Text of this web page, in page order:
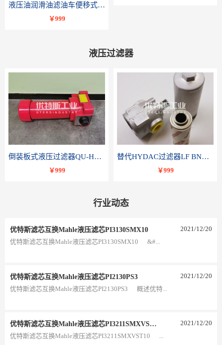
液压油润滑油滤油车便移式滤油机LYC-B系列-优特斯工业科技
￥999
液压过滤器
倒装板式液压过滤器QU-H250x10BDP
￥999
替代HYDAC过滤器LF BNHC 110 I C20B 1.0-A2-B3
￥999
行业动态
优特斯滤芯互换Mahle液压滤芯PI3130SMX10 2021 /12/20
优特斯滤芯互换Mahle液压滤芯PI3130SMX10 &#...
优特斯滤芯互换Mahle液压滤芯PI2130PS3 2021 /12/20
优特斯滤芯互换Mahle液压滤芯PI2130PS3 概述优特...
优特斯滤芯互换Mahle液压滤芯PI3211SMXVST10 2021 /12/20
优特斯滤芯互换Mahle液压滤芯PI3211SMXVST10 ...